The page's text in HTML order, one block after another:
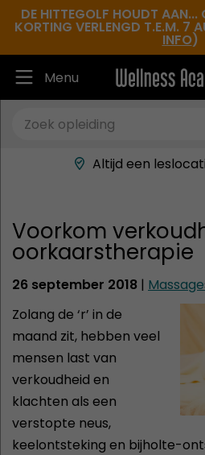
DE HITTEGOLF HOUDT
KORTING VERLENGD T.E.M. 7
INFO)
Menu
Ruim 30.000
Beste docenten
Altijd een
Voorkom
oorkaarstherapie
26 september 2018 |
Zolang de ‘r’ in de
maand zit, hebben veel
mensen last van
verkoudheid en
klachten als een
verstopte neus,
keelontsteking en bijholte-